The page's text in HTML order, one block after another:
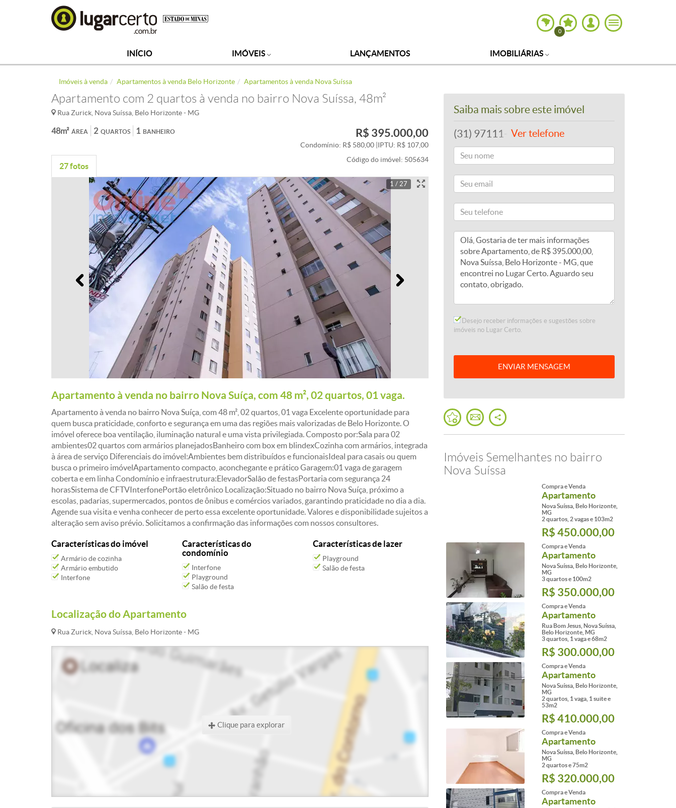
0
INÍCIO IMÓVEIS LANÇAMENTOS IMOBILIÁRIAS
Imóveis à venda Apartamentos à venda Belo Horizonte Apartamentos à venda Nova Suíssa
Apartamento com 2 quartos à venda no bairro Nova Suíssa, 48m²
Rua Zurick, Nova Suíssa, Belo Horizonte - MG
ÁREA
48m² QUARTOS
2 BANHEIRO
1 R$ 395.000,00
Condomínio: R$ 580,00 IPTU: R$ 107,00
27 fotos
Código do imóvel: 505634
1 / 27
Anterior
Apartamento à venda no bairro Nova Suíça, com 48 m², 02 quartos, 01 vaga.
Apartamento à venda no bairro Nova Suíça, com 48 m², 02 quartos, 01 vaga Excelente oportunidade para
quem busca praticidade, conforto e segurança em uma das regiões mais valorizadas de Belo Horizonte. O
imóvel oferece boa ventilação, iluminação natural e uma vista privilegiada. Composto por:Sala para 02
ambientes02 quartos com armários planejadosBanheiro com box em blindexCozinha com armários, integrada
à área de serviço Diferenciais do imóvel:Ambientes bem distribuídos e funcionaisIdeal para casais ou quem
busca o primeiro imóvelApartamento compacto, aconchegante e prático Garagem:01 vaga de garagem
coberta e em linha Condomínio e infraestrutura:ElevadorSalão de festasPortaria com segurança 24
horasSistema de CFTVInterfonePortão eletrônico Localização:Situado no bairro Nova Suíça, próximo a
escolas, padarias, supermercados, pontos de ônibus e comércios variados, garantindo praticidade no dia a dia.
Agende sua visita e venha conhecer de perto essa excelente oportunidade. Valores e disponibilidade sujeitos a
alteração sem aviso prévio. Solicitamos a confirmação das informações com nossos consultores.
Características do imóvel
Armário de cozinha
Armário embutido
Interfone
Características do
condomínio
Interfone
Playground
Salão de festa
Características de lazer
Playground
Salão de festa
Localização do Apartamento
Rua Zurick, Nova Suíssa, Belo Horizonte - MG
Clique para explorar
Saiba mais sobre este imóvel
(31) 97111-1500Ver telefone
Desejo receber informações e sugestões sobre
imóveis no Lugar Certo.
ENVIAR MENSAGEM
Imóveis Semelhantes no bairro
Nova Suíssa
Compra e Venda
Apartamento
Nova Suíssa, Belo Horizonte,
MG
2 quartos, 2 vagas e 103m2
R$ 450.000,00
Compra e Venda
Apartamento
Nova Suíssa, Belo Horizonte,
MG
3 quartos e 100m2
R$ 350.000,00
Compra e Venda
Apartamento
Rua Bom Jesus, Nova Suíssa,
Belo Horizonte, MG
3 quartos, 1 vaga e 68m2
R$ 300.000,00
Compra e Venda
Apartamento
Nova Suíssa, Belo Horizonte,
MG
2 quartos, 1 vaga, 1 suite e
53m2
R$ 410.000,00
Compra e Venda
Apartamento
Nova Suíssa, Belo Horizonte,
MG
2 quartos e 75m2
R$ 320.000,00
Compra e Venda
Apartamento